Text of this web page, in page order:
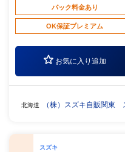
パック料金あり
OK保証プレミアム
お気に入り追加
北海道 （株）スズキ自販関東
スズキ